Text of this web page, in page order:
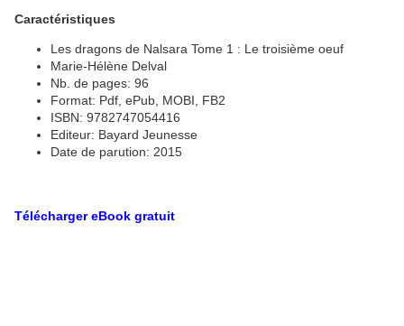
Caractéristiques
Les dragons de Nalsara Tome 1 : Le troisième oeuf
Marie-Hélène Delval
Nb. de pages: 96
Format: Pdf, ePub, MOBI, FB2
ISBN: 9782747054416
Editeur: Bayard Jeunesse
Date de parution: 2015
Télécharger eBook gratuit